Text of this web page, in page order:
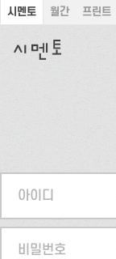
시멘토 월간 프린트
아이디
비밀번호